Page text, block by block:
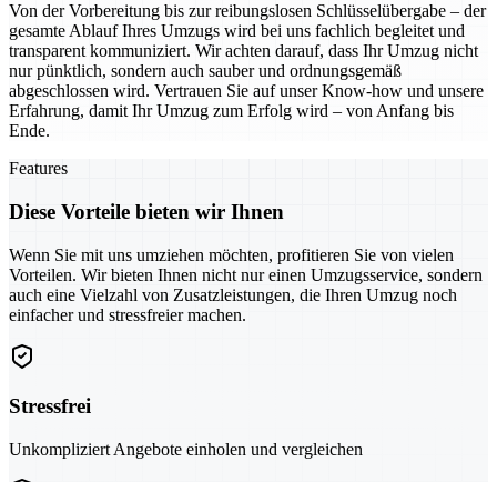
Von der Vorbereitung bis zur reibungslosen Schlüsselübergabe – der
gesamte Ablauf Ihres Umzugs wird bei uns fachlich begleitet und
transparent kommuniziert. Wir achten darauf, dass Ihr Umzug nicht
nur pünktlich, sondern auch sauber und ordnungsgemäß
abgeschlossen wird. Vertrauen Sie auf unser Know-how und unsere
Erfahrung, damit Ihr Umzug zum Erfolg wird – von Anfang bis
Ende.
Features
Diese Vorteile bieten wir Ihnen
Wenn Sie mit uns umziehen möchten, profitieren Sie von vielen
Vorteilen. Wir bieten Ihnen nicht nur einen Umzugsservice, sondern
auch eine Vielzahl von Zusatzleistungen, die Ihren Umzug noch
einfacher und stressfreier machen.
Stressfrei
Unkompliziert Angebote einholen und vergleichen